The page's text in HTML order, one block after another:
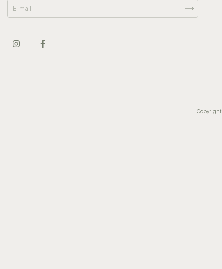
Copyright